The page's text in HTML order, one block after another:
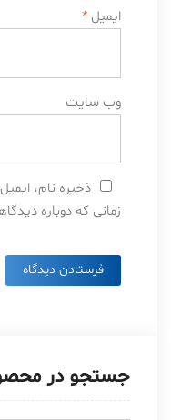
ایمیل*
وب‌ سایت
ذخیره نام، ایمیل و
زمانی که دوباره
جستجو در